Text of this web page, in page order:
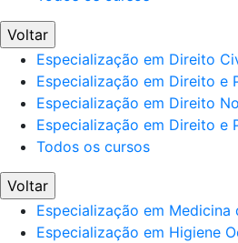
Voltar
Especialização em Direito
Especialização em Direito e
Especialização em Direito
Especialização em Direito e
Todos os cursos
Voltar
Especialização em Medicina
Especialização em Higiene